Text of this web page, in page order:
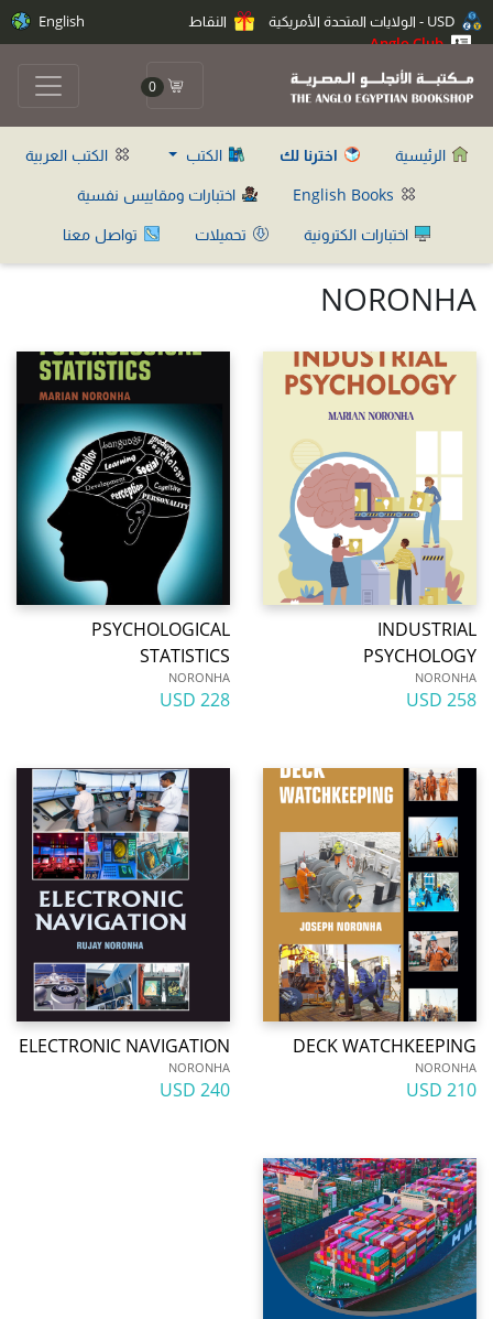
النقاط
Anglo Club
English
0
الرئيسية اخترنا لك الكتب
الكتب العربية
اختبارات ومقاييس نفسية
اختبارات الكترونية
تحميلات تواصل معنا
NORONHA
INDUSTRIAL
PSYCHOLOGY
NORONHA
258 USD
PSYCHOLOGICAL
STATISTICS
NORONHA
228 USD
DECK WATCHKEEPING
NORONHA
210 USD
ELECTRONIC NAVIGATION
NORONHA
240 USD